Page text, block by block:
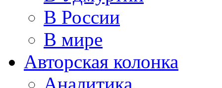
В России
В мире
Авторская колонка
Аналитика